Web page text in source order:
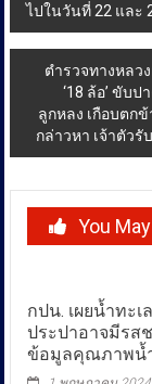
ไปในวันที่ 22 และ
ตำรวจทางหลว
‘18 ล้อ’ ขับ
ลูกหลง เกือบตก
กล่าวหา เจ้าตัว
You
กปน. เผยน้ำทะ
ประปาอาจมีรส
ข้อมูลคุณภาพน้